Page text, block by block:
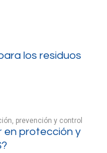
los residuos
prevención y control
en protección y